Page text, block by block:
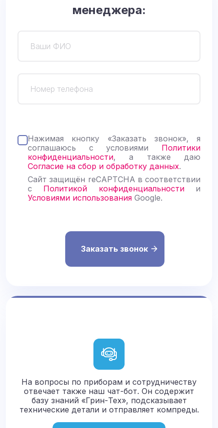
менеджера:
а
в
м
Нажимая кнопку «Заказать звонок», я
соглашаюсь с условиями Политики
конфиденциальности, а также даю
Согласие на сбор и обработку данных.
Сайт защищён reCAPTCHA в соответствии
с Политикой конфиденциальностии
Условиями использования Google.
На вопросы по приборам и сотрудничеству
отвечает также наш чат-бот. Он содержит
базу знаний «Грин-Тех», подсказывает
технические детали и отправляет компреды.